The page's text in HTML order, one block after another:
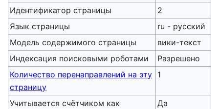
Идентификатор страницы
2
Язык страницы
ru - русский
Модель содержимого страницы
вики-текст
Индексация поисковыми роботами
Разрешено
Количество перенаправлений на эту
страницу
1
Учитывается счётчиком как
Да